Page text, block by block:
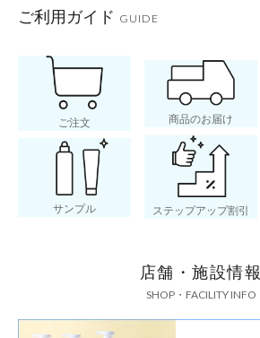
ご利用ガイド GUIDE
ご注文 商品のお届け
サンプル ステップアップ割引
店舗・施設情報
SHOP・FACILITY INFO